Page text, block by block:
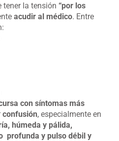
tener la tensión “por los
acudir al médico. Entre
con síntomas más
confusión, especialmente en
húmeda y pálida,
profunda y pulso débil y